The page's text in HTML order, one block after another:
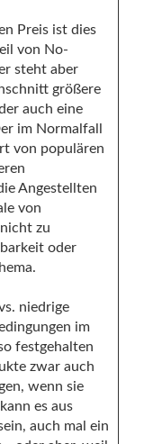
Preis ist dies
von No-
steht aber
größere
auch eine
im Normalfall
von populären
Angestellten
von
zu
oder
niedrige
im
festgehalten
zwar auch
wenn sie
es aus
auch mal ein